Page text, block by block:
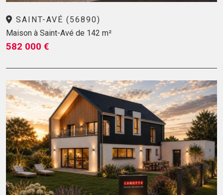
SAINT-AVÉ (56890)
Maison à Saint-Avé de 142 m²
582 000 €